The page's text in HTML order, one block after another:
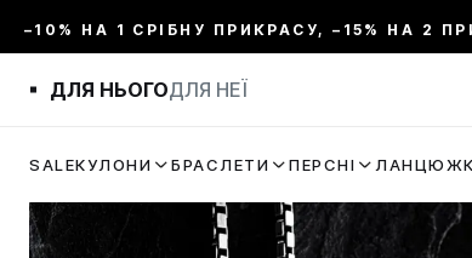
–10% НА 1 СРІБНУ ПРИКРАСУ, –15% НА 2
ДЛЯ НЬОГОДЛЯ НЕЇ
SALEКУЛОНИ БРАСЛЕТИ ПЕРСНІ